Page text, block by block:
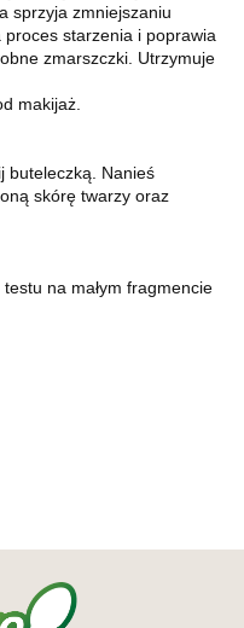
sprzyja zmniejszaniu
starzenia i poprawia
zmarszczki. Utrzymuje
makijaż.
buteleczką. Nanieś
skórę twarzy oraz
na małym fragmencie